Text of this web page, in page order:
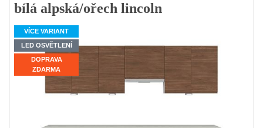
bílá alpská/ořech lincoln
VÍCE VARIANT
LED OSVĚTLENÍ
DOPRAVA
ZDARMA